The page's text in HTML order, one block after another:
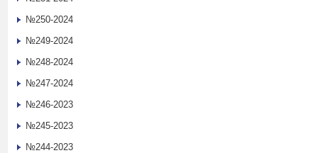
№250-2024
№249-2024
№248-2024
№247-2024
№246-2023
№245-2023
№244-2023